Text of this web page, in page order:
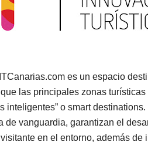
es un espacio
las principales zonas
inteligentes” o smart
vanguardia, garantizan el
en el entorno, además de